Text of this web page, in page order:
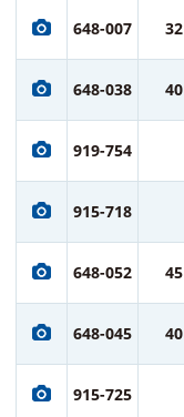
648-007 32
648-038 40
919-754
915-718
648-052 45
648-045 40
915-725